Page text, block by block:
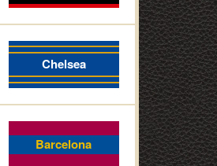
Chelsea
Barcelona